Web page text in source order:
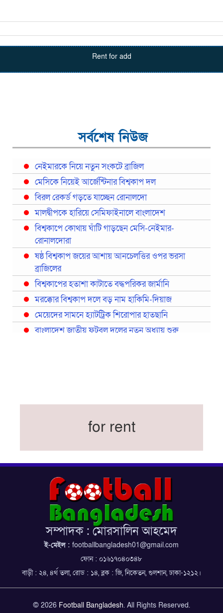
Rent for add
সর্বশেষ নিউজ
নেইমারকে নিয়ে নতুন সংকটে ব্রাজিল
মেসিকে নিয়েই আর্জেন্টিনার বিশ্বকাপ দল
বিরল রেকর্ড গড়তে যাচ্ছেন রোনালদো
মালদ্বীপকে হারিয়ে সেমিফাইনালে বাংলাদেশ
বিশ্বকাপে কোথায় ঘাঁটি গাড়ছেন মেসি-নেইমার-
রোনালদোরা
ষষ্ঠ বিশ্বকাপ জয়ের আশায় আনচেলত্তির ওপর ভরসা
ব্রাজিলের
বিশ্বকাপের হতাশা কাটাতে বদ্ধপরিকর জার্মানি
মরক্কোর বিশ্বকাপ দলে বড় নাম হাকিমি-দিয়াজ
মেয়েদের সামনে হ্যাটট্রিক শিরোপার হাতছানি
বাংলাদেশ জাতীয় ফুটবল দলের নতুন অধ্যায় শুরু
সরিয়ে নিয়েছে ইরান
বর্ষসেরা ক্রীড়াবিদ ও পপুলার চয়েজসহ ফুটবলার হামজা
ব্রাজিলের বিশ্বকাপ দলে নেইমার, জল্পনার অবসান
ইতিহাস গড়ার অপেক্ষায় রোনালদো!
ফেডারেশন কাপ: আজকের ফাইনাল বুধবার
কুল-বিএসপিএ অ্যাওয়ার্ডের সংক্ষিপ্ত তালিকায় হামজা-
ঋতুপর্ণা
বসুন্ধরা কিংসের ষষ্ঠ শিরোপা জয়
for rent
সম্পাদক : মোরসালিন আহমেদ
ই-মেইল : footballbangladesh01@gmail.com
ফোন : ০১৬১৭০৪০৩৪৮
বাড়ী : ২৪, ৪র্থ তলা, রোড : ১৪, ব্লক : জি, নিকেতন, গুলশান, ঢাকা-১২১২।
© 2026 Football Bangladesh. All Rights Reserved.